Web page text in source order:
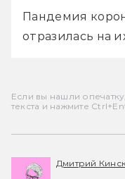
Пандемия
отразилась на
Если вы нашли
текста и нажмите
Дмитрий